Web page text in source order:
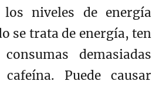
niveles de energía
se trata de energía, ten
demasiadas
Puede causar